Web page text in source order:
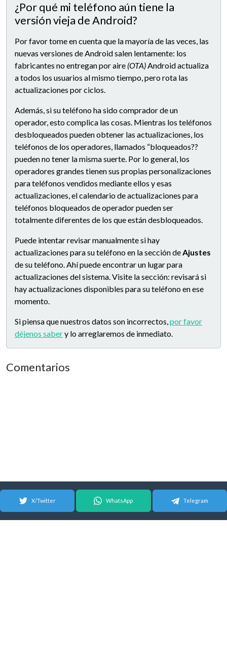
¿Por qué mi teléfono aún tiene la
versión vieja de Android?
Por favor tome en cuenta que la mayoría de las veces, las
nuevas versiones de Android salen lentamente: los
fabricantes no entregan por aire (OTA)Android actualiza
a todos los usuarios al mismo tiempo, pero rota las
actualizaciones por ciclos.
Además, si su teléfono ha sido comprador de un
operador, esto complica las cosas. Mientras los teléfonos
desbloqueados pueden obtener las actualizaciones, los
teléfonos de los operadores, llamados “bloqueados??
pueden no tener la misma suerte. Por lo general, los
operadores grandes tienen sus propias personalizaciones
para teléfonos vendidos mediante ellos y esas
actualizaciones, el calendario de actualizaciones para
teléfonos bloqueados de operador pueden ser
totalmente diferentes de los que están desbloqueados.
Puede intentar revisar manualmente si hay
actualizaciones para su teléfono en la sección deAjustes
de su teléfono. Ahí puede encontrar un lugar para
actualizaciones del sistema. Visite la sección: revisará si
hay actualizaciones disponibles para su teléfono en ese
momento.
Si piensa que nuestros datos son incorrectos,por favor
déjenos sabery lo arreglaremos de inmediato.
Comentarios
X/Twitter WhatsApp Telegram